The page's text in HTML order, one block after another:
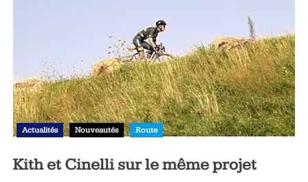
Actualités Nouveautés Route
Kith et Cinelli sur le même projet